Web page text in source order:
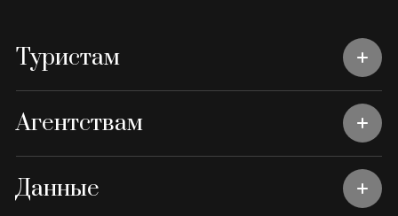
Туристам
Агентствам
Данные